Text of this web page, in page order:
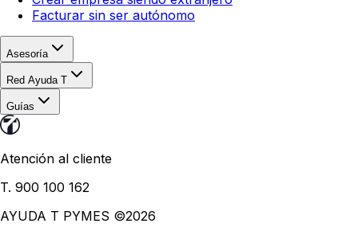
Facturar sin ser autónomo
Asesoría
Red Ayuda T
Guías
Atención al cliente
T. 900 100 162
AYUDA T PYMES ©2026